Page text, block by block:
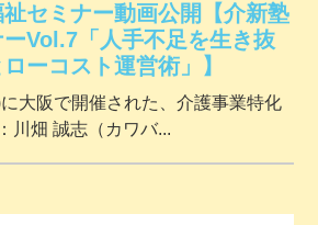
祉セミナー動画公開【介新塾
Vol.7「人手不足を生き抜
ーコスト運営術」】
大阪で開催された、介護事業特化
川畑 誠志（カワバ...